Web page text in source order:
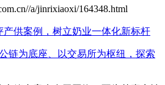
a/jinrixiaoxi/164348.html
产供案例，树立奶业一体化新标杆
链为底座、以交易所为枢纽，探索